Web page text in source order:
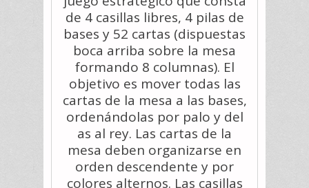
de 4 casillas libres, 4 pilas de
bases y 52 cartas (dispuestas
boca arriba sobre la mesa
formando 8 columnas). El
objetivo es mover todas las
cartas de la mesa a las bases,
ordenándolas por palo y del
as al rey. Las cartas de la
mesa deben organizarse en
orden descendente y por
colores alternos. Las casillas